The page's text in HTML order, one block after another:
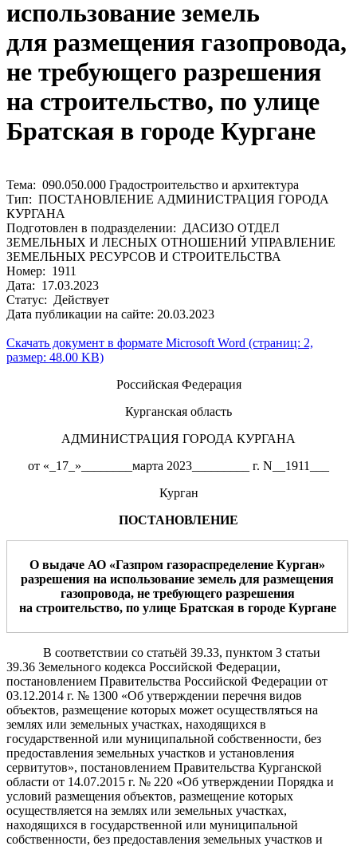
использование земель
для размещения газопровода,
не требующего разрешения
на строительство, по улице
Братская в городе Кургане
Тема: 090.050.000 Градостроительство и архитектура
Тип: ПОСТАНОВЛЕНИЕ АДМИНИСТРАЦИЯ ГОРОДА
КУРГАНА
Подготовлен в подразделении: ДАСИЗО ОТДЕЛ
ЗЕМЕЛЬНЫХ И ЛЕСНЫХ ОТНОШЕНИЙ УПРАВЛЕНИЕ
ЗЕМЕЛЬНЫХ РЕСУРСОВ И СТРОИТЕЛЬСТВА
Номер: 1911
Дата: 17.03.2023
Статус: Действует
Дата публикации на сайте: 20.03.2023
Скачать документ в формате Microsoft Word (страниц: 2,
размер: 48.00 KB)
Российская Федерация
Курганская область
АДМИНИСТРАЦИЯ ГОРОДА КУРГАНА
от «_17_»________марта 2023_________ г. N__1911___
Курган
ПОСТАНОВЛЕНИЕ
О выдаче АО «Газпром газораспределение Курган»
разрешения на использование земель для размещения
газопровода, не требующего разрешения
на строительство, по улице Братская в городе Кургане
В соответствии со статьёй 39.33, пунктом 3 статьи
39.36 Земельного кодекса Российской Федерации,
постановлением Правительства Российской Федерации от
03.12.2014 г. № 1300 «Об утверждении перечня видов
объектов, размещение которых может осуществляться на
землях или земельных участках, находящихся в
государственной или муниципальной собственности, без
предоставления земельных участков и установления
сервитутов», постановлением Правительства Курганской
области от 14.07.2015 г. № 220 «Об утверждении Порядка и
условий размещения объектов, размещение которых
осуществляется на землях или земельных участках,
находящихся в государственной или муниципальной
собственности, без предоставления земельных участков и